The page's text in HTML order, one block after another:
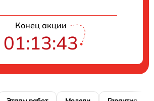
Конец акции
01:13:42